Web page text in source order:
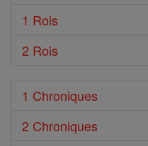
1 Rois
2 Rois
1 Chroniques
2 Chroniques